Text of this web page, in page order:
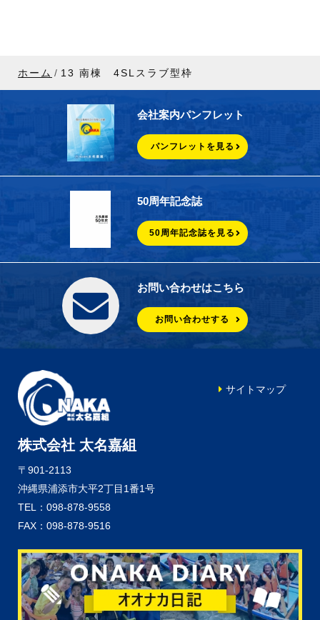
ホーム 13 南棟 4SLスラブ型枠
会社案内パンフレット
パンフレットを見る
50周年記念誌
50周年記念誌を見る
お問い合わせはこちら
お問い合わせする
株式会社 太名嘉組
〒901-2113
沖縄県浦添市大平2丁目1番1号
TEL：098-878-9558
FAX：098-878-9516
サイトマップ